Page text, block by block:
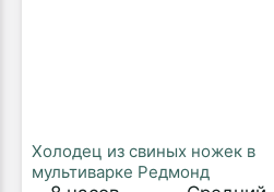
Холодец из свиных ножек в
мультиварке Редмонд